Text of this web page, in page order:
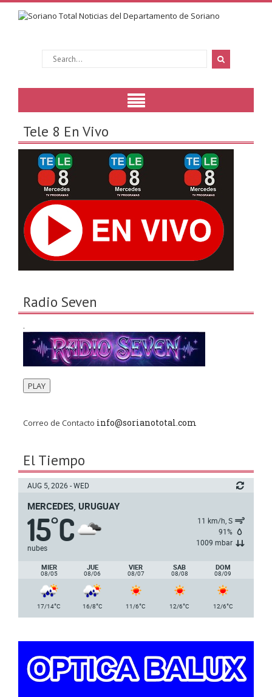
Tele 8 En Vivo
Radio Seven
.
PLAY
Correo de Contacto info@sorianototal.com
El Tiempo
AUG 5, 2026 - WED
MERCEDES, URUGUAY
15°C
nubes
11 km/h, S
91%
1009 mbar
MIER
08/05
JUE
08/06
VIER
08/07
SAB
08/08
DOM
08/09
17/14°C 16/8°C 11/6°C 12/6°C 12/6°C